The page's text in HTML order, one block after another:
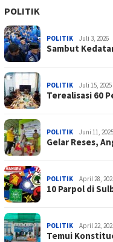
POLITIK
POLITIK Juli 3, 2026
Sambut
POLITIK Juli 15, 2025
Terealisasi 60
POLITIK Juni 11, 2025
Gelar Reses,
POLITIK April 28,
10 Parpol di
POLITIK April 22,
Temui